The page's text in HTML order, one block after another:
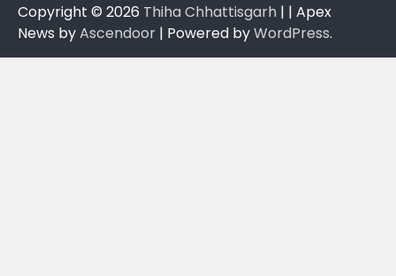
Copyright © 2026 Thiha Chhattisgarh | | Apex
News byAscendoor | Powered byWordPress.